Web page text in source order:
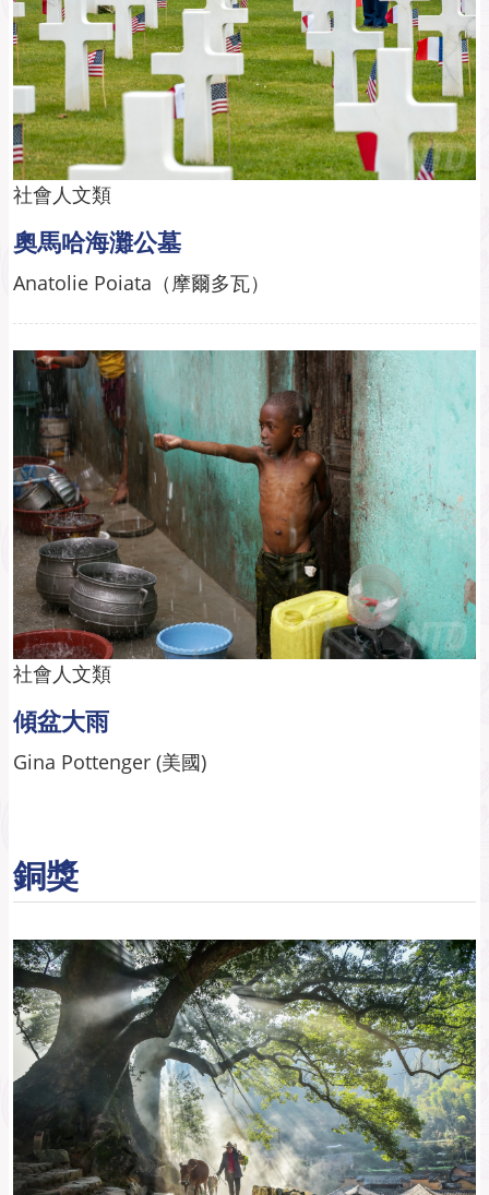
社會人文類
奧馬哈海灘公墓
Anatolie Poiata（摩爾多瓦）
社會人文類
傾盆大雨
Gina Pottenger (美國)
銅獎